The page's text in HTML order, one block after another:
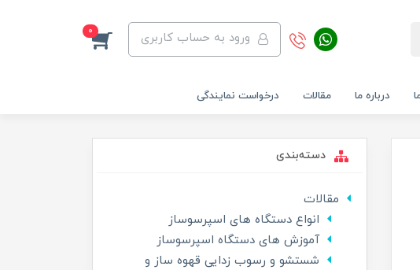
ورود به حساب کاربری 0
درباره ما مقالات درخواست نمایندگی
دسته‌بندی
مقالات
انواع دستگاه های اسپرسوساز
آموزش های دستگاه اسپرسوساز
شستشو و رسوب زدایی قهوه ساز و